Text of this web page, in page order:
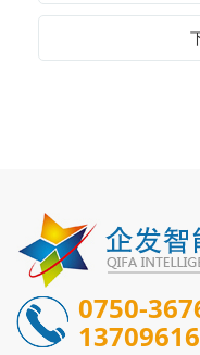
0750-